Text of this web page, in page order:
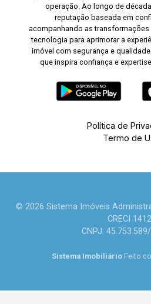
operação. Ao longo de
reputação baseada em
acompanhando as
tecnologia para aprimorar a
imóvel com segurança e
que inspira confiança e
Política de
Termo de
© 2026 Sistema Imóveis
CRECI
CNPJ:
Sistema Imobiliário Feito